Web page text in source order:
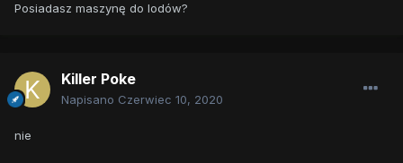
Posiadasz maszynę do lodów?
Killer Poke
Napisano Czerwiec 10, 2020
nie